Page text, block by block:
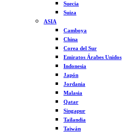
Suecia
Suiza
ASIA
Camboya
China
Corea del Sur
Emiratos Árabes Unidos
Indonesia
Japón
Jordania
Malasia
Qatar
Singapur
Tailandia
Taiwán